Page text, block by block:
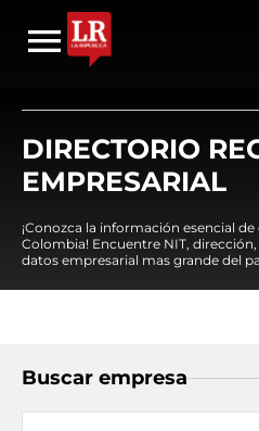
DIRECTORIO
EMPRESARIAL
¡Conozca la información esencial
Colombia! Encuentre NIT,
datos empresarial mas grande del
Buscar empresa